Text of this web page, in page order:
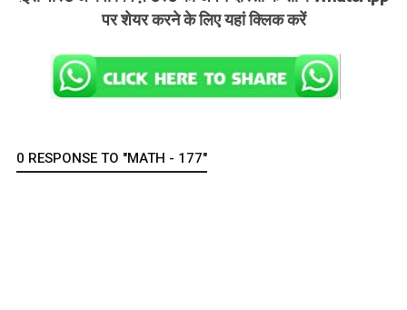
पर शेयर करने के लिए यहां क्लिक करें
0 RESPONSE TO "MATH - 177"